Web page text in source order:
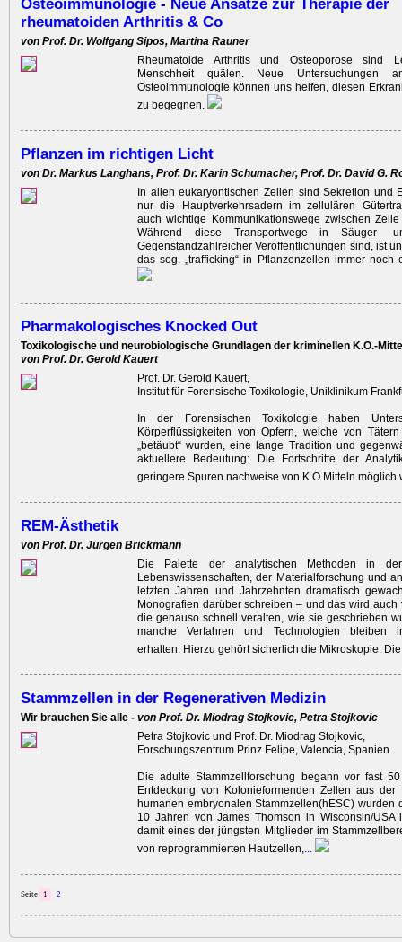
Osteoimmunologie - Neue Ansätze zur Therapie der
rheumatoiden Arthritis & Co
von Prof. Dr. Wolfgang Sipos, Martina Rauner
Rheumatoide Arthritis und Osteoporose sind
Menschheit quälen. Neue Untersuchungen
Osteoimmunologie können uns helfen, diesen
zu begegnen.
Pflanzen im richtigen Licht
von Dr. Markus Langhans, Prof. Dr. Karin Schumacher, Prof. Dr. David G.
In allen eukaryontischen Zellen sind Sekretion und
nur die Hauptverkehrsadern im zellulären
auch wichtige Kommunikationswege zwischen
Während diese Transportwege in Säuger-
Gegenstandzahlreicher Veröffentlichungen sind, ist
das sog. „trafficking“ in Pflanzenzellen immer noch
Pharmakologisches Knocked Out
Toxikologische und neurobiologische Grundlagen der kriminellen K.O.-
von Prof. Dr. Gerold Kauert
Prof. Dr. Gerold Kauert,
Institut für Forensische Toxikologie, Uniklinikum
In der Forensischen Toxikologie haben
Körperflüssigkeiten von Opfern, welche von
„betäubt“ wurden, eine lange Tradition und
aktuellere Bedeutung: Die Fortschritte der
geringere Spuren nachweise von K.O.Mitteln möglich
REM-Ästhetik
von Prof. Dr. Jürgen Brickmann
Die Palette der analytischen Methoden in
Lebenswissenschaften, der Materialforschung und
letzten Jahren und Jahrzehnten dramatisch
Monografien darüber schreiben – und das wird auch
die genauso schnell veralten, wie sie geschrieben
manche Verfahren und Technologien bleiben
erhalten. Hierzu gehört sicherlich die Mikroskopie:
Stammzellen in der Regenerativen Medizin
Wir brauchen Sie alle - von Prof. Dr. Miodrag Stojkovic, Petra Stojkovic
Petra Stojkovic und Prof. Dr. Miodrag Stojkovic,
Forschungszentrum Prinz Felipe, Valencia, Spanien
Die adulte Stammzellforschung begann vor fast
Entdeckung von Kolonieformenden Zellen aus der
humanen embryonalen Stammzellen(hESC) wurden
10 Jahren von James Thomson in Wisconsin/USA
damit eines der jüngsten Mitglieder im
von reprogrammierten Hautzellen,...
Seite 1 2